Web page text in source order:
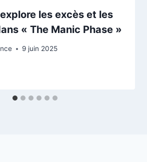
les excès et les
« The Manic Phase »
9 juin 2025